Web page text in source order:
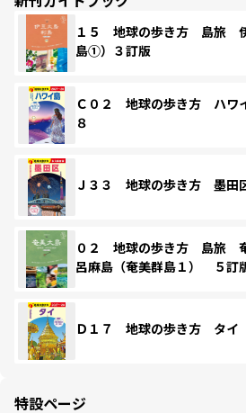
１５ 地球の歩き方 島旅
島①）３訂版
Ｃ０２ 地球の歩き方 ハワ
８
Ｊ３３ 地球の歩き方 墨田
０２ 地球の歩き方 島旅
呂麻島（奄美群島１） ５訂
Ｄ１７ 地球の歩き方 タイ
特設ページ